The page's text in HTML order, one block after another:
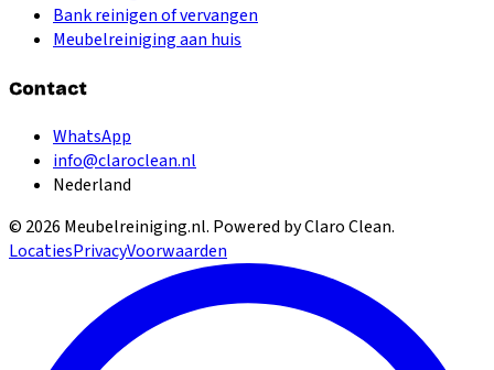
Bank reinigen of vervangen
Meubelreiniging aan huis
Contact
WhatsApp
info@claroclean.nl
Nederland
© 2026 Meubelreiniging.nl. Powered by Claro Clean.
LocatiesPrivacyVoorwaarden